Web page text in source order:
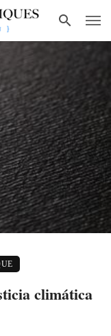
climática